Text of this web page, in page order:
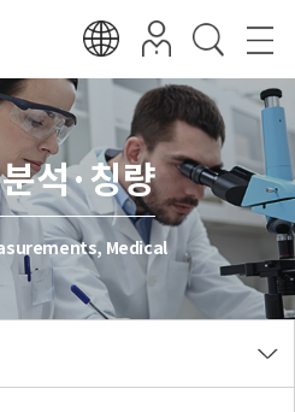
석·칭량
Medical